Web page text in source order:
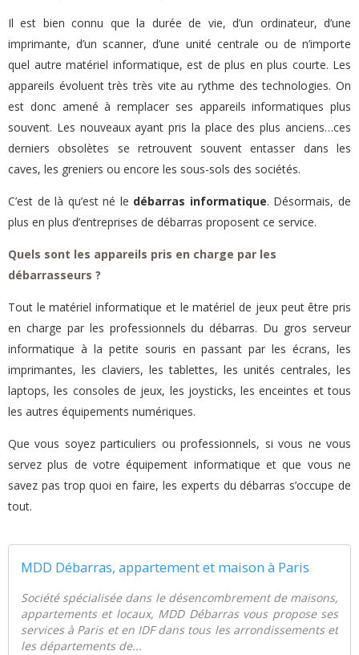
Il est bien connu que la durée de vie, d’un ordinateur, d’une
imprimante, d’un scanner, d’une unité centrale ou de n’importe
quel autre matériel informatique, est de plus en plus courte. Les
appareils évoluent très très vite au rythme des technologies. On
est donc amené à remplacer ses appareils informatiques plus
souvent. Les nouveaux ayant pris la place des plus anciens…ces
derniers obsolètes se retrouvent souvent entasser dans les
caves, les greniers ou encore les sous-sols des sociétés.
C’est de là qu’est né le débarras informatique. Désormais, de
plus en plus d’entreprises de débarras proposent ce service.
Quels sont les appareils pris en charge par les
débarrasseurs ?
Tout le matériel informatique et le matériel de jeux peut être pris
en charge par les professionnels du débarras. Du gros serveur
informatique à la petite souris en passant par les écrans, les
imprimantes, les claviers, les tablettes, les unités centrales, les
laptops, les consoles de jeux, les joysticks, les enceintes et tous
les autres équipements numériques.
Que vous soyez particuliers ou professionnels, si vous ne vous
servez plus de votre équipement informatique et que vous ne
savez pas trop quoi en faire, les experts du débarras s’occupe de
tout.
MDD Débarras, appartement et maison à Paris
Société spécialisée dans le désencombrement de maisons,
appartements et locaux, MDD Débarras vous propose ses
services à Paris et en IDF dans tous les arrondissements et
les départements de...